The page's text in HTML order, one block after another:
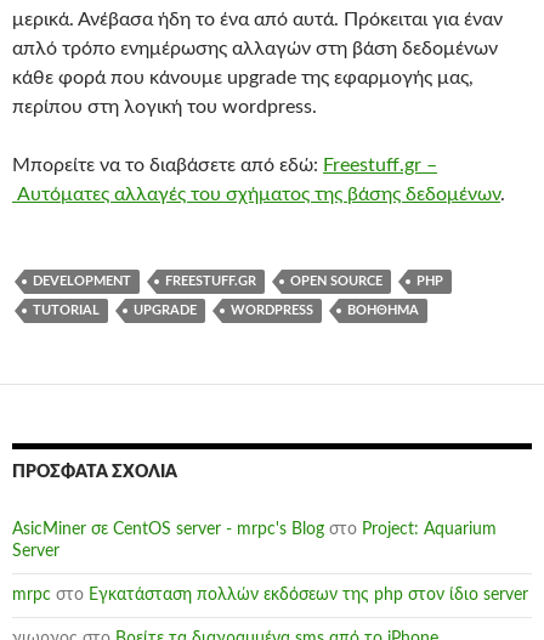
μερικά. Ανέβασα ήδη το ένα από αυτά. Πρόκειται για έναν
απλό τρόπο ενημέρωσης αλλαγών στη βάση δεδομένων
κάθε φορά που κάνουμε upgrade της εφαρμογής μας,
περίπου στη λογική του wordpress.
Μπορείτε να το διαβάσετε από εδώ: Freestuff.gr –
Αυτόματες αλλαγές του σχήματος της βάσης δεδομένων.
DEVELOPMENT FREESTUFF.GR OPEN SOURCE PHP
TUTORIAL UPGRADE WORDPRESS ΒΟΉΘΗΜΑ
ΠΡΌΣΦΑΤΑ ΣΧΌΛΙΑ
AsicMiner σε CentOS server - mrpc's Blog στο Project: Aquarium
Server
mrpc στο Εγκατάσταση πολλών εκδόσεων της php στον ίδιο server